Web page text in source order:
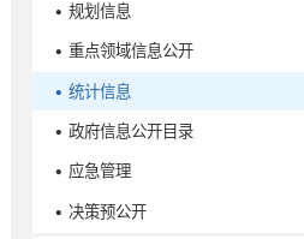
• 规划信息
• 重点领域信息公开
• 统计信息
• 政府信息公开目录
• 应急管理
• 决策预公开